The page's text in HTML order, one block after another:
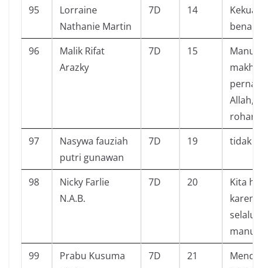
95
Lorraine
Nathanie Martin
7D 14
benar
96
Malik Rifat
Arazky
7D 15
Allah,
rohani
97
Nasywa fauziah
putri gunawan
7D 19 tidak
98
Nicky Farlie
N.A.B.
7D 20
Kita
selalu
99
Prabu Kusuma
7D 21